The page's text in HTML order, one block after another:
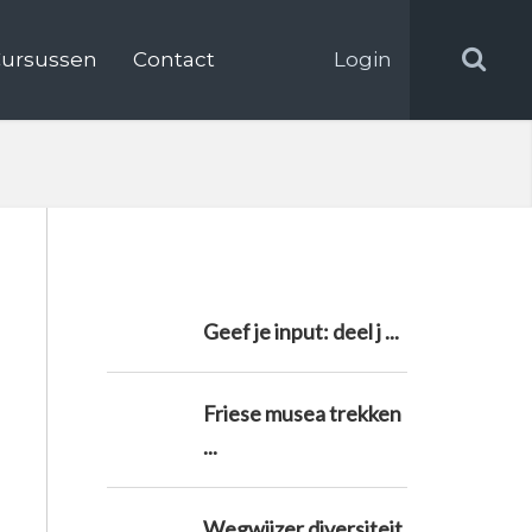
Contact Login
Geef je input: deel j ...
Friese musea trekken
...